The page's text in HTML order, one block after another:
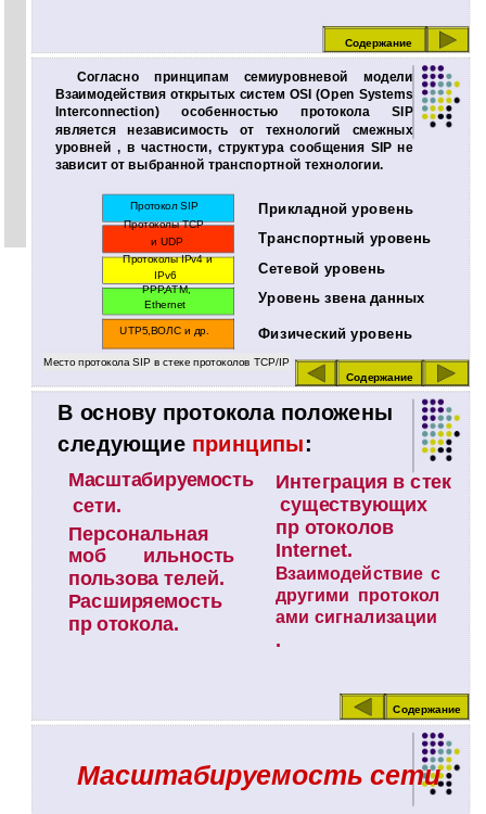
Содержание
Согласно принципам семиуровневой модели
Взаимодействия открытых систем OSI (Open Systems
Interconnection) особенностью протокола SIP
является независимость от технологий смежных
уровней , в частности, структура сообщения SIP не
зависит от выбранной транспортной технологии.
Протокол SIP
Протоколы TCP
и UDP
Протоколы IPv4 и
IPv6
РРР,ATM,
Ethernet
UTP5,ВОЛС и др.
Прикладной уровень
Транспортный уровень
Сетевой уровень
Уровень звена данных
Физический уровень
Место протокола SIP в стеке протоколов TCP/IP
Содержание
В основу протокола положены
следующие принципы:
Масштабируемость
сети.
Персональная
моб ильность
пользова телей.
Расширяемость
пр отокола.
Интеграция в стек
существующих
пр отоколов
Internet.
Взаимодействие с
другими протокол
ами сигнализации
.
Содержание
Масштабируемость сети